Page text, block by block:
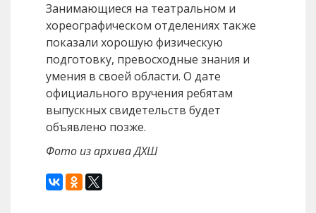
Занимающиеся на театральном и
хореографическом отделениях также
показали хорошую физическую
подготовку, превосходные знания и
умения в своей области. О дате
официального вручения ребятам
выпускных свидетельств будет
объявлено позже.
Фото из архива ДХШ